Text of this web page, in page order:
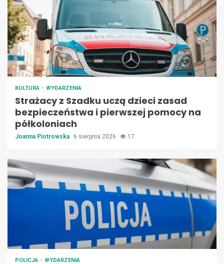
KULTURA WYDARZENIA
Strażacy z Szadku uczą dzieci zasad
bezpieczeństwa i pierwszej pomocy na
półkoloniach
Joanna Piotrowska 6 sierpnia 2026 17
POLICJA WYDARZENIA